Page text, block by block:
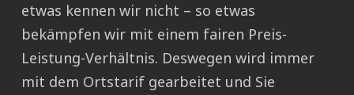
etwas kennen wir nicht – so etwas
bekämpfen wir mit einem fairen Preis-
Leistung-Verhältnis. Deswegen wird immer
mit dem Ortstarif gearbeitet und Sie